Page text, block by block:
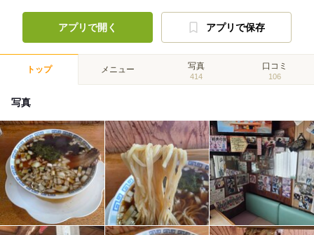
アプリで開く アプリで保存
トップ メニュー 写真
414
口コミ
106
写真